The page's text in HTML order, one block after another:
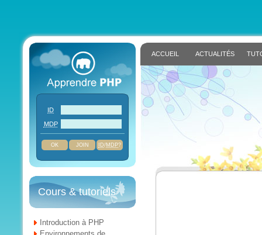
ACCUEIL ACTUALITÉS
ID
MDP
JOIN ID/MDP?
Cours & tutoriels
Introduction à PHP